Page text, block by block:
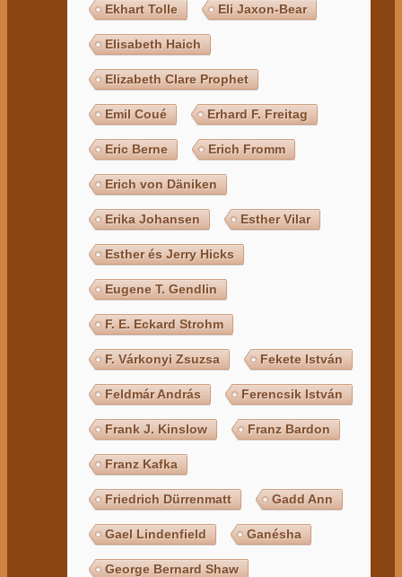
Ekhart Tolle Eli Jaxon-Bear
Elisabeth Haich
Elizabeth Clare Prophet
Emil Coué Erhard F. Freitag
Eric Berne Erich Fromm
Erich von Däniken
Erika Johansen Esther Vilar
Esther és Jerry Hicks
Eugene T. Gendlin
F. E. Eckard Strohm
F. Várkonyi Zsuzsa Fekete István
Feldmár András Ferencsik István
Frank J. Kinslow Franz Bardon
Franz Kafka
Friedrich Dürrenmatt Gadd Ann
Gael Lindenfield Ganésha
George Bernard Shaw